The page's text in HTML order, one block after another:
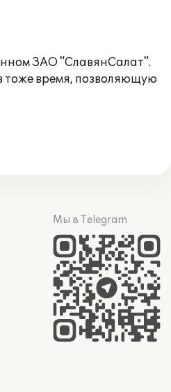
ЗАО "СлавянСалат".
тоже время, позволяющую
Мы в Telegram